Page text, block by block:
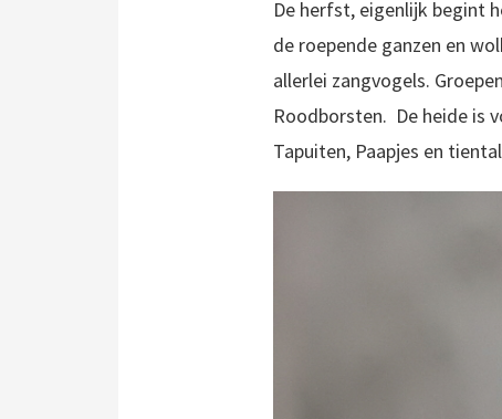
De herfst, eigenlijk begint
de roepende ganzen en
allerlei zangvogels.
Roodborsten. De heide is
Tapuiten, Paapjes en